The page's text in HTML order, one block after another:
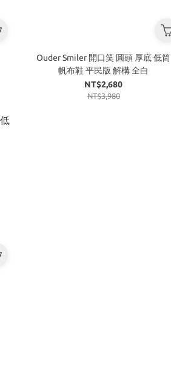
Ouder Smiler 開口笑 圓頭 厚底 低筒
帆布鞋 平民版 解構 全白
NT$2,680
NT$3,980